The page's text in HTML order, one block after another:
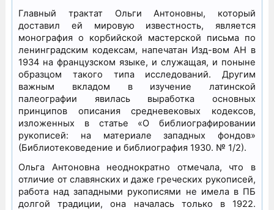
Главный трактат Ольги Антоновны, который
доставил ей мировую известность, является
монография о корбийской мастерской письма по
ленинградским кодексам, напечатан Изд-вом АН в
1934 на французском языке, и служащая, и поныне
образцом такого типа исследований. Другим
важным вкладом в изучение латинской
палеографии явилась выработка основных
принципов описания средневековых кодексов,
изложенных в статье «О библиографировании
рукописей: на материале западных фондов»
(Библиотековедение и библиография 1930. № 1/2).
Ольга Антоновна неоднократно отмечала, что в
отличие от славянских и даже греческих рукописей,
работа над западными рукописями не имела в ПБ
долгой традиции, она началась только в 1922.